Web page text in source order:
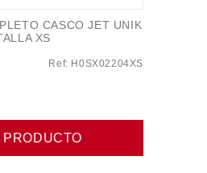
CASCO JET UNIK
XS
Ref: H0SX02204XS
PRODUCTO